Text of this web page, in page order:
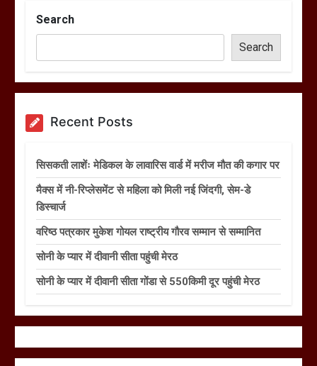
Search
Search
Recent Posts
सिसकती लाशेंः मेडिकल के लावारिस वार्ड में मरीज मौत की कगार पर
मैक्स में नी-रिप्लेसमेंट से महिला को मिली नई जिंदगी, सेम-डे
डिस्चार्ज
वरिष्ठ पत्रकार मुकेश गोयल राष्ट्रीय गौरव सम्मान से सम्मानित
सोनी के प्यार में दीवानी सीता पहुंची मेरठ
सोनी के प्यार में दीवानी सीता गोंडा से 550किमी दूर पहुंची मेरठ